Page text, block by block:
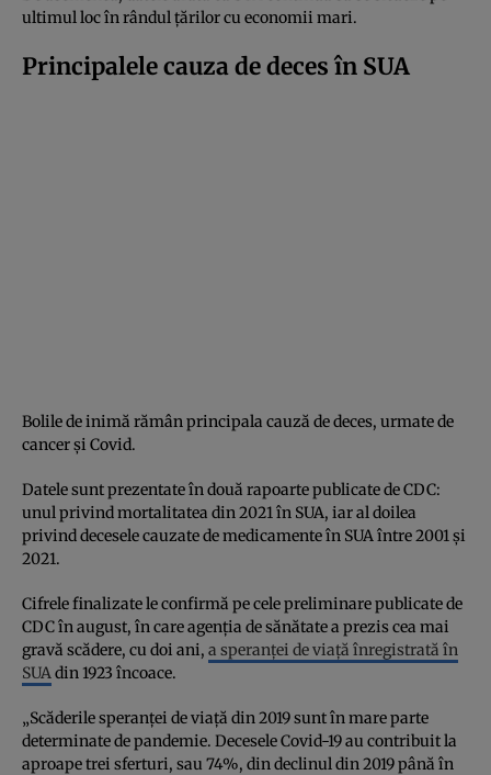
ultimul loc în rândul țărilor cu economii mari.
Principalele cauza de deces în SUA
Bolile de inimă rămân principala cauză de deces, urmate de
cancer și Covid.
Datele sunt prezentate în două rapoarte publicate de CDC:
unul privind mortalitatea din 2021 în SUA, iar al doilea
privind decesele cauzate de medicamente în SUA între 2001 și
2021.
Cifrele finalizate le confirmă pe cele preliminare publicate de
CDC în august, în care agenția de sănătate a prezis cea mai
gravă scădere, cu doi ani, a speranței de viață înregistrată în
SUAdin 1923 încoace.
„Scăderile speranței de viață din 2019 sunt în mare parte
determinate de pandemie. Decesele Covid-19 au contribuit la
aproape trei sferturi, sau 74%, din declinul din 2019 până în